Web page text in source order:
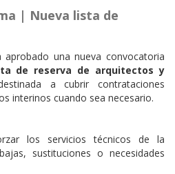
| Nueva lista de
técnicos
una nueva convocatoria
de reserva de arquitectos y
a cubrir contrataciones
interinos cuando sea necesario.
los servicios técnicos de la
sustituciones o necesidades